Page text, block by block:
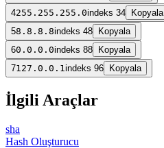
4255.255.255.0indeks 34
Kopyala
58.8.8.8indeks 48
Kopyala
60.0.0.0indeks 88
Kopyala
7127.0.0.1 indeks 96 Kopyala
İlgili Araçlar
sha
Hash Oluşturucu